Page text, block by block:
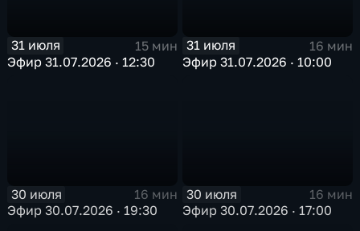
31 июля
15 мин
Эфир 31.07.2026 · 12:30
31 июля
16 мин
Эфир 31.07.2026 · 10:00
30 июля
16 мин
Эфир 30.07.2026 · 19:30
30 июля
16 мин
Эфир 30.07.2026 · 17:00